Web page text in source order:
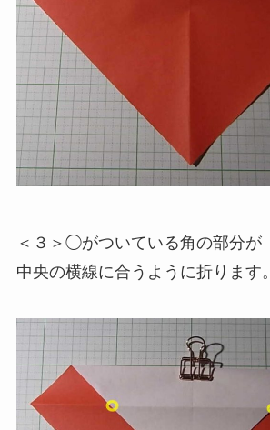
＜３＞◯がついている角の部分が
中央の横線に合うように折ります。